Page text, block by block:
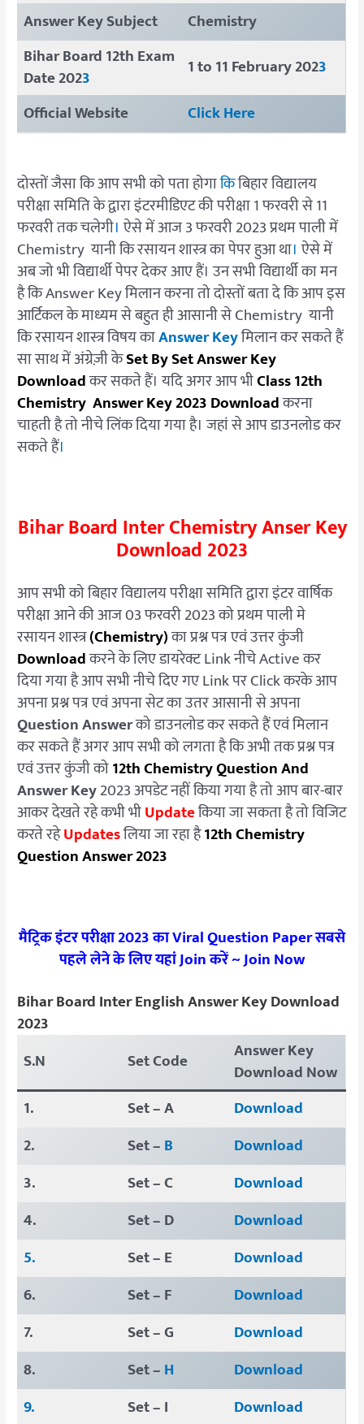
Answer Key Subject
Chemistry
Bihar Board 12th Exam
Date 2023 1 to 11 February 2023
Official Website
Click Here
दोस्तों जैसा कि आप सभी को पता होगाकिबिहार विद्यालय
परीक्षा समिति के द्वारा इंटरमीडिएट की परीक्षा 1 फरवरी से 11
फरवरी तक चलेगी।ऐसे में आज 3 फरवरी 2023 प्रथम पाली में
Chemistry यानी कि रसायन शास्त्र का पेपर हुआ था।ऐसे में
अब जो भी विद्यार्थी पेपर देकर आए हैं। उन सभी विद्यार्थी का मन
है कि Answer Key मिलान करना तो दोस्तों बता दे कि आप इस
आर्टिकल के माध्यम से बहुत ही आसानी से Chemistry यानी
कि रसायन शास्त्र विषय काAnswer Keyमिलान कर सकते हैं
सा साथ में अंग्रेज़ी केSet By Set Answer Key
Downloadकर सकते हैं। यदि अगर आप भीClass 12th
Chemistry AnswerKey2023 Downloadकरना
चाहती है तो नीचे लिंक दिया गया है। जहां से आप डाउनलोड कर
सकते हैं।
Bihar Board Inter Chemistry Anser Key
Download 2023
आप सभी को बिहार विद्यालय परीक्षा समिति द्वारा इंटर वार्षिक
परीक्षा आने की आज 03 फरवरी 2023 को प्रथम पाली मे
रसायन शास्त्र(Chemistry)का प्रश्न पत्र एवं उत्तर कुंजी
Downloadकरने के लिए डायरेक्ट Link नीचे Active कर
दिया गया है आप सभी नीचे दिए गए Link पर Click करके आप
अपना प्रश्न पत्र एवं अपना सेट का उतर आसानी से अपना
Question Answerको डाउनलोड कर सकते हैं एवं मिलान
कर सकते हैं अगर आप सभी को लगता है कि अभी तक प्रश्न पत्र
एवं उत्तर कुंजी को12th Chemistry Question And
Answer Key2023 अपडेट नहीं किया गया है तो आप बार-बार
आकर देखते रहे कभी भीUpdateकिया जा सकता है तो विजिट
करते रहेUpdatesलिया जा रहा है12th Chemistry
Question Answer 2023
मैट्रिक इंटर परीक्षा 2023 का Viral Question Paper सबसे
पहले लेने के लिए यहां Join करें ~Join Now
Bihar Board Inter English Answer Key Download
2023
S.N
Set Code
Answer Key
Download Now
1.
Set – A
Download
2.
Set –B
Download
3.
Set – C
Download
4.
Set – D
Download
5.
Set – E
Download
6.
Set – F
Download
7.
Set – G
Download
8.
Set –H
Download
9.
Set – I
Download